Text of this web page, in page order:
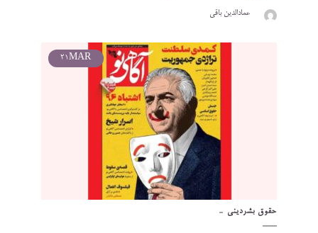
عمادالدین باقی
MAR
21
حقوق بشردینی